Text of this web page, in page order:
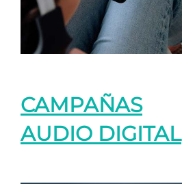
CAMPAÑAS
AUDIO DIGITAL